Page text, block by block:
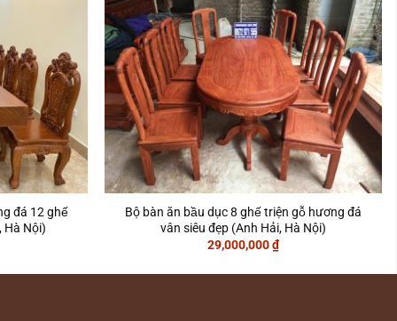
đá 12 ghế
Hà Nội)
Bộ bàn ăn bầu dục 8 ghế triện gỗ hương đá
vân siêu đẹp (Anh Hải, Hà Nội)
29,000,000₫